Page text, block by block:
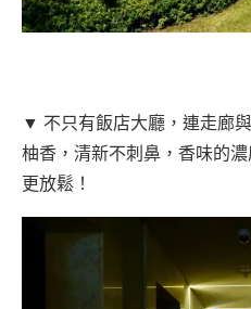
▼ 不只有飯店大廳，連走廊
柚香，清新不刺鼻，香味的
更放鬆！